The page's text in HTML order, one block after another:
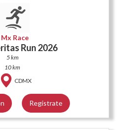
Mx Race
Run 2026
5 km
10 km
CDMX
Regístrate